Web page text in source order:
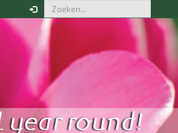
Uw bestelling
Klik hier om in te loggen